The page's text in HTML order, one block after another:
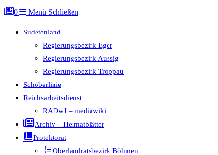
0 Menü Schließen
Sudetenland
Regierungsbezirk Eger
Regierungsbezirk Aussig
Regierungsbezirk Troppau
Schöberlinie
Reichsarbeitsdienst
RADwJ – mediawiki
Archiv – Heimatblätter
Protektorat
Oberlandratsbezirk Böhmen